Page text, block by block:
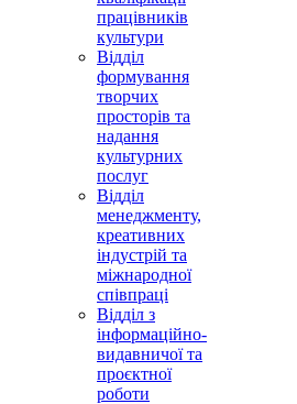
працівників
культури
Відділ
формування
творчих
просторів та
надання
культурних
послуг
Відділ
менеджменту,
креативних
індустрій та
міжнародної
співпраці
Відділ з
інформаційно-
видавничої та
проєктної
роботи